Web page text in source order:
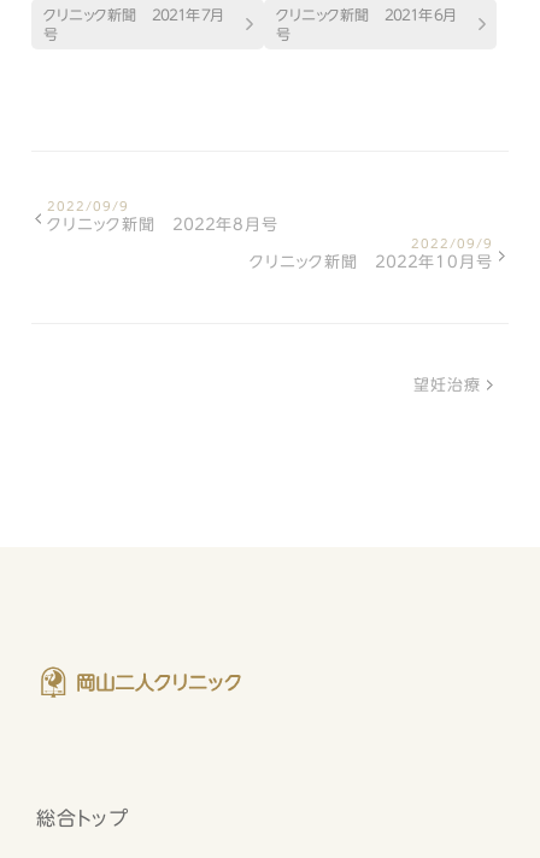
クリニック新聞 ２０２１年７月
号
クリニック新聞 ２０２１年６月
号
2022/09/9
クリニック新聞 ２０２２年8月号
2022/09/9
クリニック新聞 ２０２２年10月号
望妊治療
総合トップ